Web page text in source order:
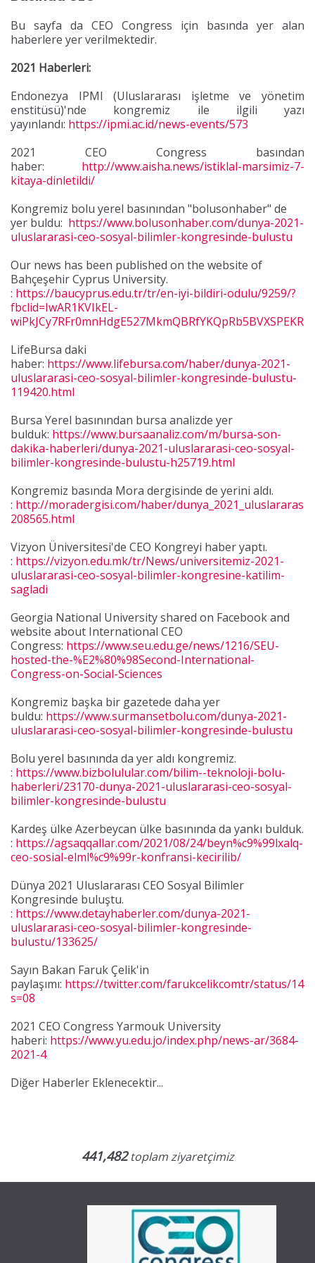
Bu sayfa da CEO Congress için basında yer alan
haberlere yer verilmektedir.
2021 Haberleri:
Endonezya IPMI (Uluslararası işletme ve yönetim
enstitüsü)'nde kongremiz ile ilgili yazı
yayınlandı: https://ipmi.ac.id/news-events/573
2021 CEO Congress basından
haber: http://www.aisha.news/istiklal-marsimiz-7-
kitaya-dinletildi/
Kongremiz bolu yerel basınından "bolusonhaber" de
yer buldu: https://www.bolusonhaber.com/dunya-2021-
uluslararasi-ceo-sosyal-bilimler-kongresinde-bulustu
Our news has been published on the website of
Bahçeşehir Cyprus University.
: https://baucyprus.edu.tr/tr/en-iyi-bildiri-odulu/9259/?
fbclid=IwAR1KVIkEL-
LifeBursa daki
haber: https://www.lifebursa.com/haber/dunya-2021-
uluslararasi-ceo-sosyal-bilimler-kongresinde-bulustu-
119420.html
Bursa Yerel basınından bursa analizde yer
bulduk: https://www.bursaanaliz.com/m/bursa-son-
dakika-haberleri/dunya-2021-uluslararasi-ceo-sosyal-
bilimler-kongresinde-bulustu-h25719.html
Kongremiz basında Mora dergisinde de yerini aldı.
: http://moradergisi.com/haber/
208565.html
Vizyon Üniversitesi'de CEO Kongreyi haber yaptı.
: https://vizyon.edu.mk/tr/News/universitemiz-2021-
uluslararasi-ceo-sosyal-bilimler-kongresine-katilim-
sagladi
Georgia National University shared on Facebook and
website about International CEO
Congress: https://www.seu.edu.ge/news/1216/SEU-
hosted-the-%E2%80%98Second-International-
Congress-on-Social-Sciences
Kongremiz başka bir gazetede daha yer
buldu: https://www.surmansetbolu.com/dunya-2021-
uluslararasi-ceo-sosyal-bilimler-kongresinde-bulustu
Bolu yerel basınında da yer aldı kongremiz.
: https://www.bizbolulular.com/bilim--teknoloji-bolu-
haberleri/23170-dunya-2021-uluslararasi-ceo-sosyal-
bilimler-kongresinde-bulustu
Kardeş ülke Azerbeycan ülke basınında da yankı bulduk.
: https://agsaqqallar.com/2021/08/24/beyn%c9%99lxalq-
ceo-sosial-elml%c9%99r-konfransi-kecirilib/
Dünya 2021 Uluslararası CEO Sosyal Bilimler
Kongresinde buluştu.
: https://www.detayhaberler.com/dunya-2021-
uluslararasi-ceo-sosyal-bilimler-kongresinde-
bulustu/133625/
Sayın Bakan Faruk Çelik'in
paylaşımı: https://twitter.com/farukcelikcomtr/status/
s=08
2021 CEO Congress Yarmouk University
haberi: https://www.yu.edu.jo/index.php/news-ar/3684-
2021-4
Diğer Haberler Eklenecektir...
441,482toplam ziyaretçimiz